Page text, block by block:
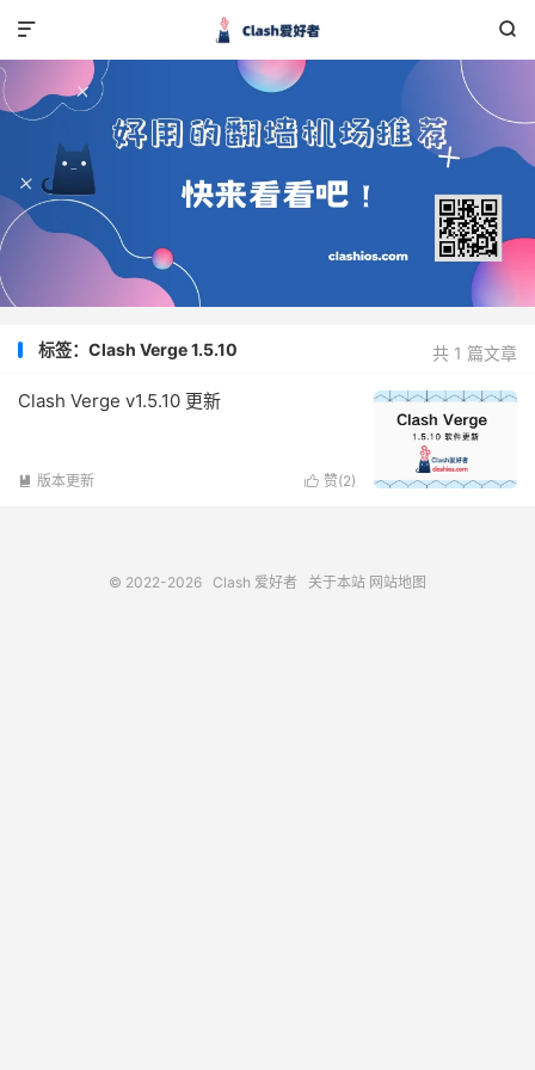


共 1 篇文章
标签：Clash Verge 1.5.10
Clash Verge v1.5.10 更新
 赞(2)
 版本更新
© 2022-2026 Clash 爱好者 关于本站 网站地图